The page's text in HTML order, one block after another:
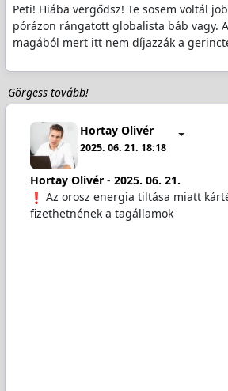
Peti! Hiába vergődsz! Te sosem voltál
pórázon rángatott globalista báb vagy.
magából mert itt nem díjazzák a
Görgess tovább!
Hortay Olivér
2025. 06. 21. 18:18
Hortay Olivér- 2025. 06. 21.
Az orosz energia tiltása miatt
fizethetnének a tagállamok